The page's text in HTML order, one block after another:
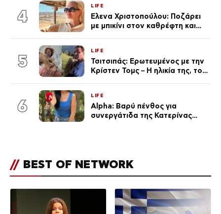
εκ. likes
4
LIFE
Έλενα Χριστοπούλου: Ποζάρει
με μπικίνι στον καθρέφτη και
καθεμία…» (Βίντεο)
5
LIFE
Τσιτσιπάς: Ερωτευμένος με την
Κρίστεν Τομς – Η ηλικία της, το
6
LIFE
Alpha: Βαρύ πένθος για
συνεργάτιδα της Κατερίνας
// BEST OF NETWORK